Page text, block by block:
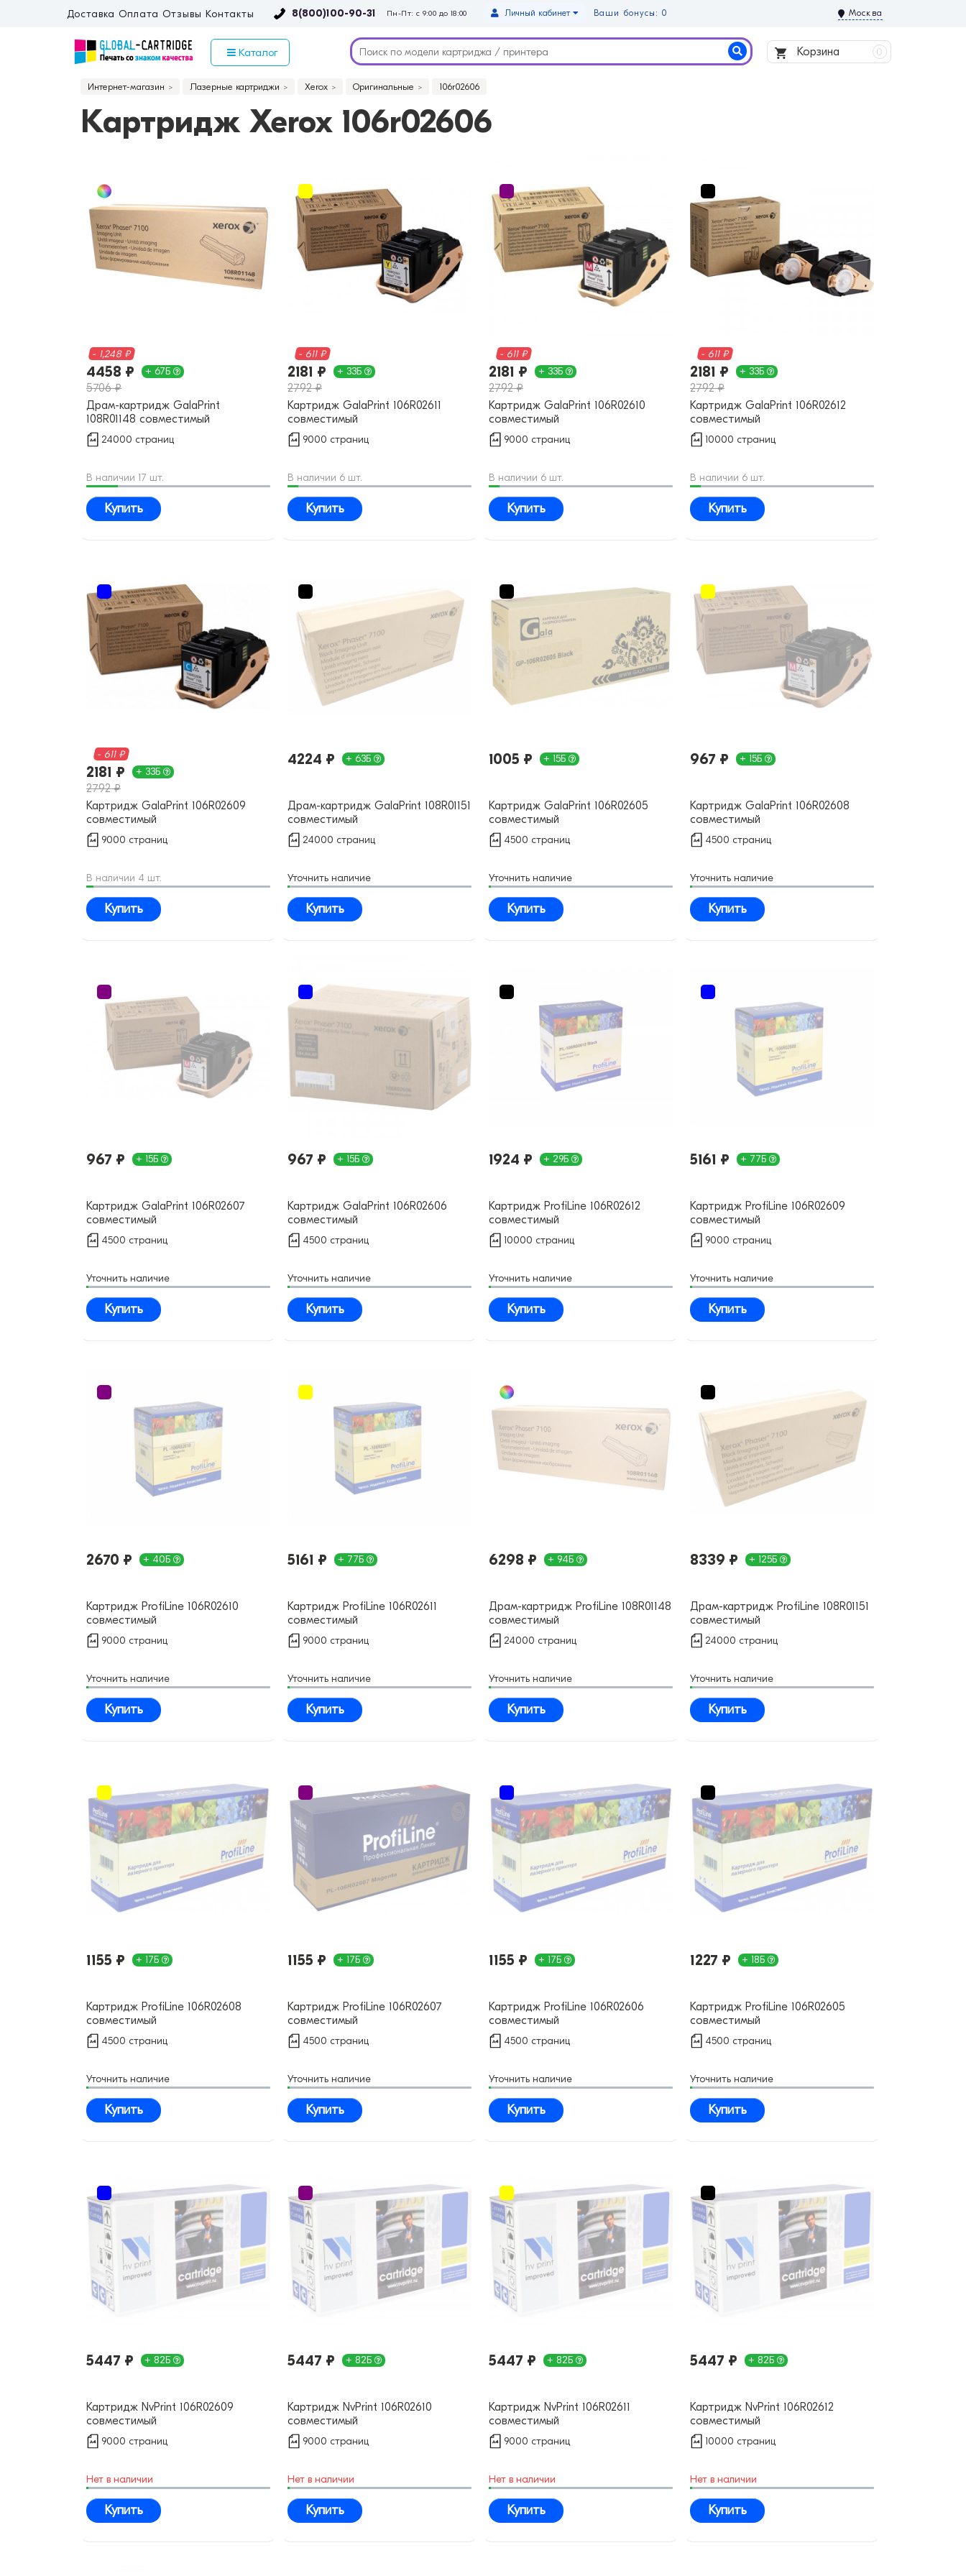
Доставка Оплата Отзывы Контакты 8(800)100-90-31 Пн-Пт: с 9:00 до 18:00 Ваши бонусы: 0
Личный кабинет Москва
Каталог Корзина 0
Интернет-магазин Лазерные картриджи Xerox Оригинальные 106r02606
Картридж Xerox 106r02606
- 1,248 ₽
4458 ₽ + 67Б
5706 ₽
Драм-картридж GalaPrint
108R01148 совместимый
24000 страниц
В наличии 17 шт.
Купить
- 611 ₽
2181 ₽ + 33Б
2792 ₽
Картридж GalaPrint 106R02611
совместимый
9000 страниц
В наличии 6 шт.
Купить
- 611 ₽
2181 ₽ + 33Б
2792 ₽
Картридж GalaPrint 106R02610
совместимый
9000 страниц
В наличии 6 шт.
Купить
- 611 ₽
2181 ₽ + 33Б
2792 ₽
Картридж GalaPrint 106R02612
совместимый
10000 страниц
В наличии 6 шт.
Купить
- 611 ₽
2181 ₽ + 33Б
2792 ₽
Картридж GalaPrint 106R02609
совместимый
9000 страниц
В наличии 4 шт.
Купить
4224 ₽ + 63Б
Драм-картридж GalaPrint 108R01151
совместимый
24000 страниц
Уточнить наличие
Купить
1005 ₽ + 15Б
Картридж GalaPrint 106R02605
совместимый
4500 страниц
Уточнить наличие
Купить
967 ₽ + 15Б
Картридж GalaPrint 106R02608
совместимый
4500 страниц
Уточнить наличие
Купить
967 ₽ + 15Б
Картридж GalaPrint 106R02607
совместимый
4500 страниц
Уточнить наличие
Купить
967 ₽ + 15Б
Картридж GalaPrint 106R02606
совместимый
4500 страниц
Уточнить наличие
Купить
1924 ₽ + 29Б
Картридж ProfiLine 106R02612
совместимый
10000 страниц
Уточнить наличие
Купить
5161 ₽ + 77Б
Картридж ProfiLine 106R02609
совместимый
9000 страниц
Уточнить наличие
Купить
2670 ₽ + 40Б
Картридж ProfiLine 106R02610
совместимый
9000 страниц
Уточнить наличие
Купить
5161 ₽ + 77Б
Картридж ProfiLine 106R02611
совместимый
9000 страниц
Уточнить наличие
Купить
6298 ₽ + 94Б
Драм-картридж ProfiLine 108R01148
совместимый
24000 страниц
Уточнить наличие
Купить
8339 ₽ + 125Б
Драм-картридж ProfiLine 108R01151
совместимый
24000 страниц
Уточнить наличие
Купить
1155 ₽ + 17Б
Картридж ProfiLine 106R02608
совместимый
4500 страниц
Уточнить наличие
Купить
1155 ₽ + 17Б
Картридж ProfiLine 106R02607
совместимый
4500 страниц
Уточнить наличие
Купить
1155 ₽ + 17Б
Картридж ProfiLine 106R02606
совместимый
4500 страниц
Уточнить наличие
Купить
1227 ₽ + 18Б
Картридж ProfiLine 106R02605
совместимый
4500 страниц
Уточнить наличие
Купить
5447 ₽ + 82Б
Картридж NvPrint 106R02609
совместимый
9000 страниц
Нет в наличии
Купить
5447 ₽ + 82Б
Картридж NvPrint 106R02610
совместимый
9000 страниц
Нет в наличии
Купить
5447 ₽ + 82Б
Картридж NvPrint 106R02611
совместимый
9000 страниц
Нет в наличии
Купить
5447 ₽ + 82Б
Картридж NvPrint 106R02612
совместимый
10000 страниц
Нет в наличии
Купить